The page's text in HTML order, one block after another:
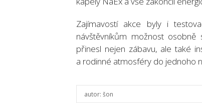
Zajímavostí akce byly i
návštěvníkům možnost
přinesl nejen zábavu, ale také
a rodinné atmosféry do jednoho
autor: šon